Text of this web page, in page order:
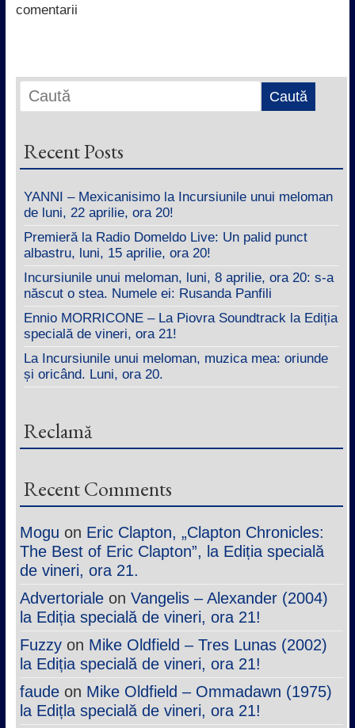
k
p
comentarii
Recent Posts
YANNI – Mexicanisimo la Incursiunile unui meloman
de luni, 22 aprilie, ora 20!
Premieră la Radio Domeldo Live: Un palid punct
albastru, luni, 15 aprilie, ora 20!
Incursiunile unui meloman, luni, 8 aprilie, ora 20: s-a
născut o stea. Numele ei: Rusanda Panfili
Ennio MORRICONE – La Piovra Soundtrack la Ediția
specială de vineri, ora 21!
La Incursiunile unui meloman, muzica mea: oriunde
și oricând. Luni, ora 20.
Reclamă
Recent Comments
Mogu on Eric Clapton, „Clapton Chronicles:
The Best of Eric Clapton”, la Ediția specială
de vineri, ora 21.
Advertorialeon Vangelis – Alexander (2004)
la Ediția specială de vineri, ora 21!
Fuzzyon Mike Oldfield – Tres Lunas (2002)
la Ediția specială de vineri, ora 21!
faudeon Mike Oldfield – Ommadawn (1975)
la Edițla specială de vineri, ora 21!